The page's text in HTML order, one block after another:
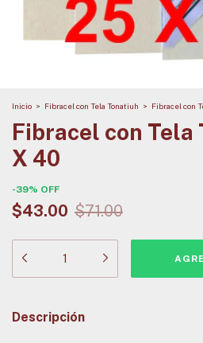
Inicio > Fibracel con Tela Tonatiuh > Fibracel con
Fibracel con Tela
X 40
-39% OFF
$43.00 $71.00
Descripción